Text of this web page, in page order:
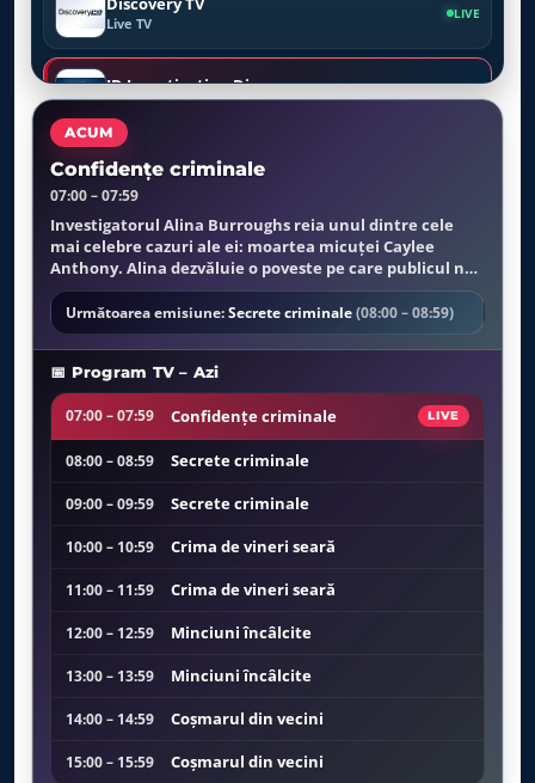
Live TV
LIVE
ID Investigation Disovery
Live TV
Crime Investigation TV
Live TV
Viasat Nature
Live TV
Viasat History
Live TV
LIVE
Viasat Explorer LIVE
Live TV
Live TV
Live TV
Live TV
ACUM
Confidențe criminale
07:00 – 07:59
Investigatorul Alina Burroughs reia unul dintre cele
mai celebre cazuri ale ei: moartea micuței Caylee
Anthony. Alina dezvăluie o poveste pe care publicul nu
o cunoaște.
Următoarea emisiune:Secrete criminale(08:00 – 08:59)
📅 Program TV – Azi
07:00 – 07:59 Confidențe criminale LIVE
08:00 – 08:59 Secrete criminale
09:00 – 09:59 Secrete criminale
10:00 – 10:59 Crima de vineri seară
11:00 – 11:59 Crima de vineri seară
12:00 – 12:59 Minciuni încâlcite
13:00 – 13:59 Minciuni încâlcite
14:00 – 14:59 Coşmarul din vecini
15:00 – 15:59 Coşmarul din vecini